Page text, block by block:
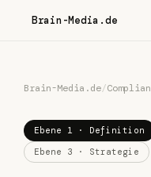
Brain-Media.de
Brain-Media.de/
Ebene 1 · Definition
Ebene 3 · Strategie